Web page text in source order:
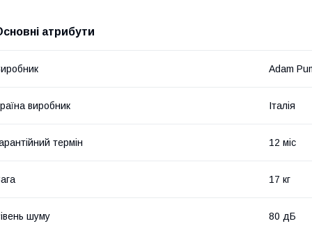
атрибути
Adam
виробник Італія
термін 12 міс
17 кг
шуму 80 дБ